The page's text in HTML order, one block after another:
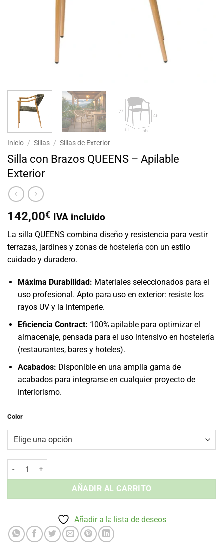
Inicio / Sillas / Sillas de Exterior
Silla con Brazos QUEENS – Apilable
Exterior
142,00€ IVA incluido
La silla QUEENS combina diseño y resistencia para vestir
terrazas, jardines y zonas de hostelería con un estilo
cuidado y duradero.
Máxima Durabilidad: Materiales seleccionados para el
uso profesional. Apto para uso en exterior: resiste los
rayos UV y la intemperie.
Eficiencia Contract: 100% apilable para optimizar el
almacenaje, pensada para el uso intensivo en hostelería
(restaurantes, bares y hoteles).
Acabados: Disponible en una amplia gama de
acabados para integrarse en cualquier proyecto de
interiorismo.
Color
Silla con Brazos QUEENS - Apilable Exterior cantidad
AÑADIR AL CARRITO
Añadir a la lista de deseos